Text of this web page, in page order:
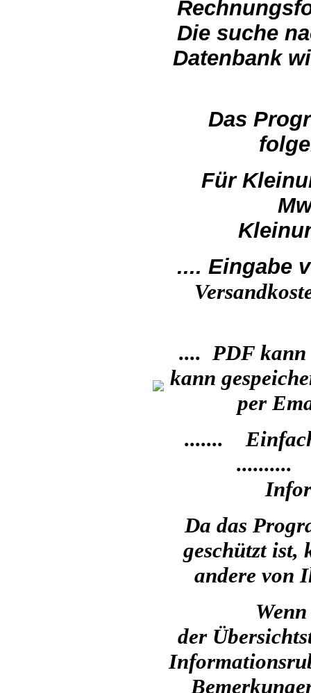
Die suche
Datenbank
Das
Für
.... Eingabe
.... PDF
kann
per
.......
..........
Da das
geschützt ist,
andere von
der